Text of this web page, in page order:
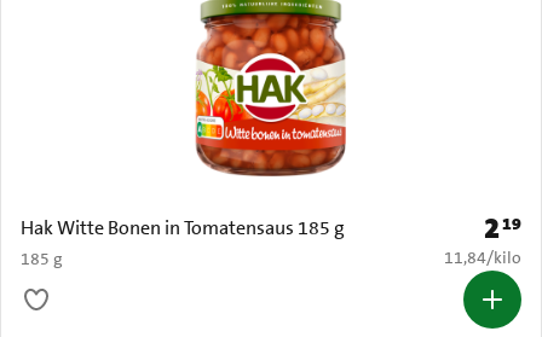
Hak Witte Bonen in Tomatensaus 185 g
185 g
Prijs:
219
€ 11,84 per
11,84/kilo